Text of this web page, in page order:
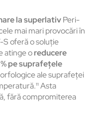
la superlativPeri-
mai mari provocări în
S oferă o soluție
atinge oreducere
pe suprafețele
ale suprafeței
Asta
fără compromiterea